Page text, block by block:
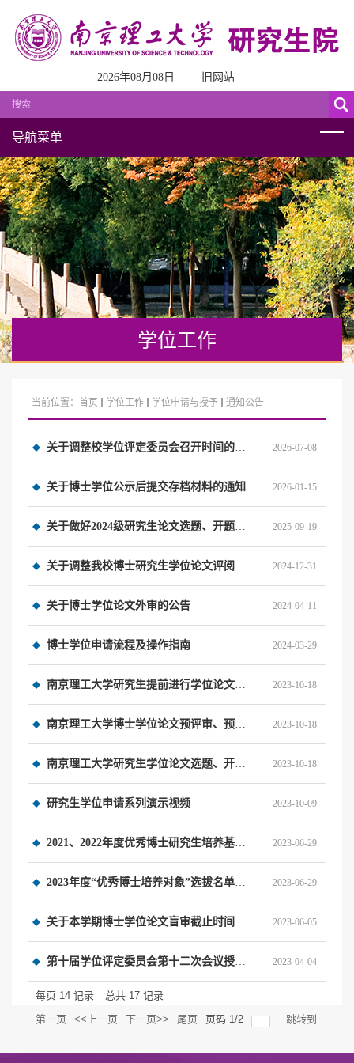
2026年08月08日 旧网站
导航菜单
学位工作
当前位置： 首页 学位工作 学位申请与授予 通知公告
关于调整校学位评定委员会召开时间的公告 2026-07-08
关于博士学位公示后提交存档材料的通知 2026-01-15
关于做好2024级研究生论文选题、开题工作的通知 2025-09-19
关于调整我校博士研究生学位论文评阅费的公告 2024-12-31
关于博士学位论文外审的公告 2024-04-11
博士学位申请流程及操作指南 2024-03-29
南京理工大学研究生提前进行学位论文答辩的管理规定（2023版） 2023-10-18
南京理工大学博士学位论文预评审、预答辩实施细则（2023版） 2023-10-18
南京理工大学研究生学位论文选题、开题及撰写的规定(2023版） 2023-10-18
研究生学位申请系列演示视频 2023-10-09
2021、2022年度优秀博士研究生培养基金资助对象本学年资助名单 2023-06-29
2023年度“优秀博士培养对象”选拔名单公示 2023-06-29
关于本学期博士学位论文盲审截止时间的公告 2023-06-05
第十届学位评定委员会第十二次会议授予博士学位名单公示 2023-04-04
每页 14 记录 总共 17 记录
第一页
<<上一页 下一页>> 尾页 页码 1/2 跳转到